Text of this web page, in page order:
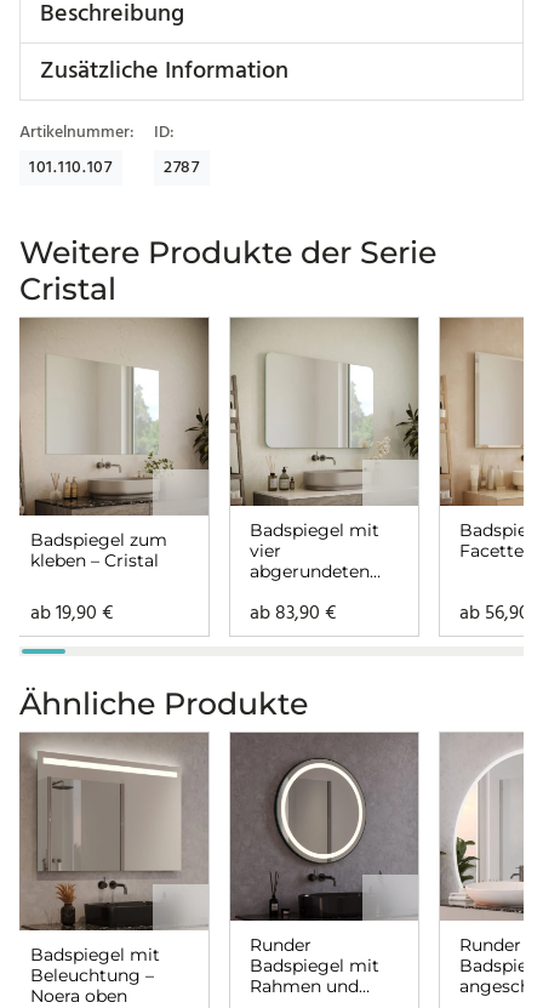
Beschreibung
Zusätzliche Information
Artikelnummer:
101.110.107
ID:
2787
Weitere Produkte der Serie
Cristal
Badspiegel zum
kleben – Cristal
ab19,90€
Badspiegel mit
vier
abgerundeten
ab83,90€
Facette –
ab56,90
Ähnliche Produkte
Badspiegel mit
Beleuchtung –
Noera oben
Runder
Badspiegel mit
Rahmen und
Runder